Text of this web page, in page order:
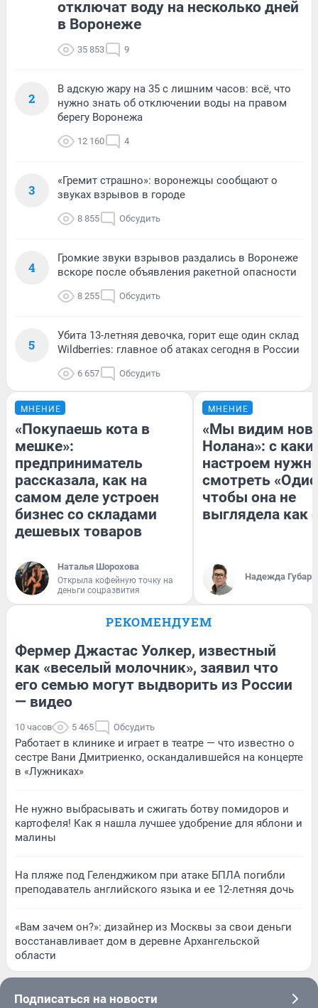
отключат воду на несколько дней
в Воронеже
35 853 9
2
В адскую жару на 35 с лишним часов: всё, что
нужно знать об отключении воды на правом
берегу Воронежа
12 160 4
3
«Гремит страшно»: воронежцы сообщают о
звуках взрывов в городе
8 855 Обсудить
4
Громкие звуки взрывов раздались в Воронеже
вскоре после объявления ракетной опасности
8 255 Обсудить
5
Убита 13-летняя девочка, горит еще один склад
Wildberries: главное об атаках сегодня в России
6 657 Обсудить
МНЕНИЕ
«Покупаешь кота в
мешке»:
предприниматель
рассказала, как на
самом деле устроен
бизнес со складами
дешевых товаров
Наталья Шорохова
Открыла кофейную точку на
деньги соцразвития
МНЕНИЕ
«Мы видим
Нолана»: с
настроем
смотреть
чтобы она не
выглядела как
Надежда Губарь
РЕКОМЕНДУЕМ
Фермер Джастас Уолкер, известный
как «веселый молочник», заявил что
его семью могут выдворить из России
— видео
10 часов 5 465 Обсудить
Работает в клинике и играет в театре — что известно о
сестре Вани Дмитриенко, оскандалившейся на концерте
в «Лужниках»
Не нужно выбрасывать и сжигать ботву помидоров и
картофеля! Как я нашла лучшее удобрение для яблони и
малины
На пляже под Геленджиком при атаке БПЛА погибли
преподаватель английского языка и ее 12-летняя дочь
«Вам зачем он?»: дизайнер из Москвы за свои деньги
восстанавливает дом в деревне Архангельской
области
Подписаться на новости